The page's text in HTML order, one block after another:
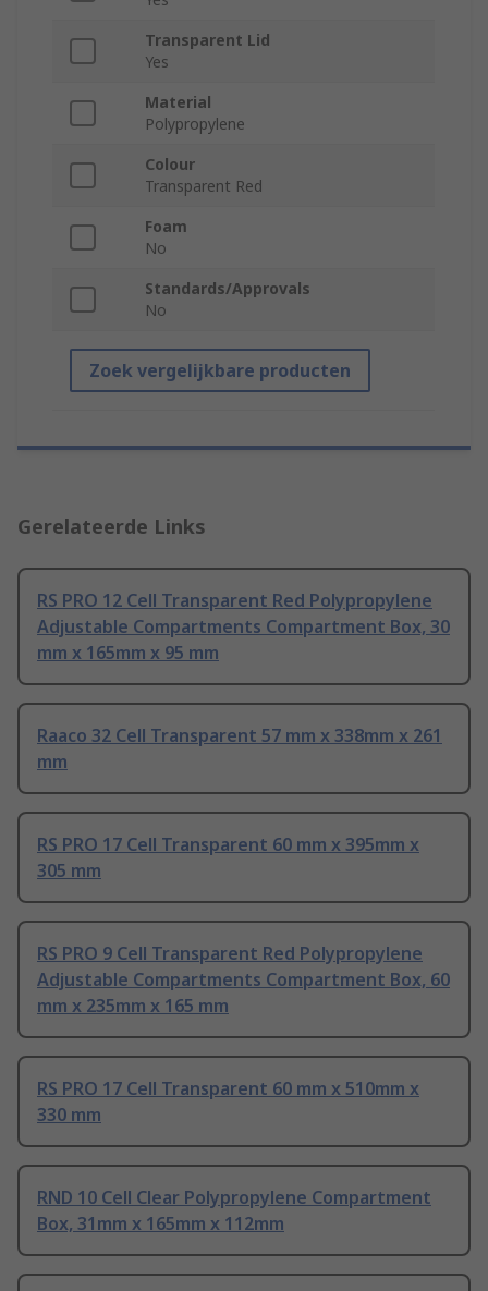
Transparent Lid
Yes
Material
Polypropylene
Colour
Transparent Red
Foam
No
Standards/Approvals
No
Zoek vergelijkbare producten
Gerelateerde Links
RS PRO 12 Cell Transparent Red Polypropylene
Adjustable Compartments Compartment Box, 30
mm x 165mm x 95 mm
Raaco 32 Cell Transparent 57 mm x 338mm x 261
mm
RS PRO 17 Cell Transparent 60 mm x 395mm x
305 mm
RS PRO 9 Cell Transparent Red Polypropylene
Adjustable Compartments Compartment Box, 60
mm x 235mm x 165 mm
RS PRO 17 Cell Transparent 60 mm x 510mm x
330 mm
RND 10 Cell Clear Polypropylene Compartment
Box, 31mm x 165mm x 112mm